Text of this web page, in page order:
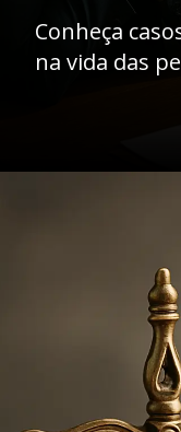
Conheça
na vida das